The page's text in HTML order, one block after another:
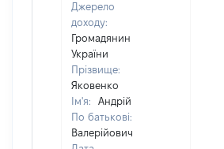
Джерело
доходу:
Громадянин
України
Прізвище:
Яковенко
Ім'я:
Андрій
По батькові:
Валерійович